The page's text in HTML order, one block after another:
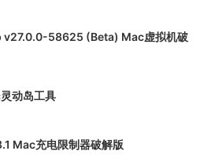
58625 (Beta) Mac虚拟机破
动岛工具
Mac充电限制器破解版